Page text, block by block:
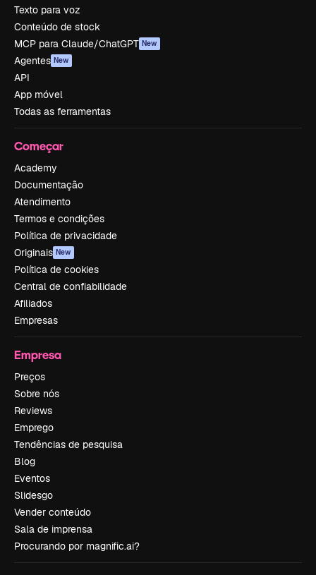
Texto para voz
Conteúdo de stock
MCP para Claude/ChatGPT New
Agentes New
API
App móvel
Todas as ferramentas
Começar
Academy
Documentação
Atendimento
Termos e condições
Política de privacidade
Originais New
Política de cookies
Central de confiabilidade
Afiliados
Empresas
Empresa
Preços
Sobre nós
Reviews
Emprego
Tendências de pesquisa
Blog
Eventos
Slidesgo
Vender conteúdo
Sala de imprensa
Procurando por magnific.ai?